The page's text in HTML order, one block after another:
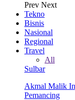
Prev Next
Tekno
Bisnis
Nasional
Regional
Travel
All
Sulbar
Akmal Malik
Pemancing